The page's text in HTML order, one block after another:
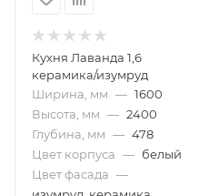
Кухня Лаванда 1,6
керамика/изумруд
Ширина, мм — 1600
Высота, мм — 2400
Глубина, мм — 478
Цвет корпуса — белый
Цвет фасада —